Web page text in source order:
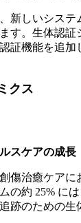
新しいシス
す。生体認
証機能を追
クス
スケアの成長
傷治癒ケア
の約 25% に
跡のための生